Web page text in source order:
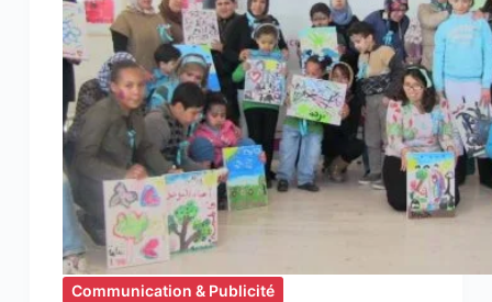
Communication & Publicité